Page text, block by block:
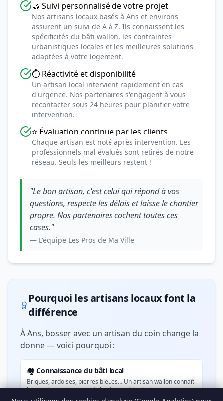
🤝 Suivi personnalisé de votre projet
Nos artisans locaux basés à Ans et environs
assurent un suivi de A à Z. Ils connaissent les
spécificités du bâti wallon, les contraintes
urbanistiques locales et les meilleures solutions
adaptées à votre logement.
⏱️ Réactivité et disponibilité
Un artisan local intervient rapidement en cas
d'urgence. Nos partenaires s'engagent à vous
recontacter sous 24 heures pour planifier votre
intervention.
⭐ Évaluation continue par les clients
Chaque artisan est noté après intervention. Les
professionnels mal évalués sont retirés de notre
réseau. Seuls les meilleurs restent !
"Le bon artisan, c'est celui qui répond à vos
questions, respecte les délais et laisse le chantier
propre. Nos partenaires cochent toutes ces
cases."
— L'équipe Les Pros de Ma Ville
Pourquoi les artisans locaux font la
différence
À Ans, bosser avec un artisan du coin change la
donne — voici pourquoi :
🏘️ Connaissance du bâti local
Briques, ardoises, pierres bleues… Un artisan wallon connaît
les matériaux typiques de la région et les techniques
adaptées.